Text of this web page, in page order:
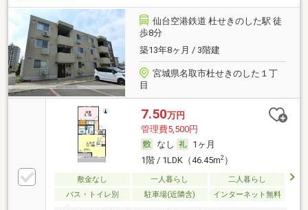
仙台空港鉄道 杜せきのした駅 徒
歩8分
築13年8ヶ月 / 3階建
宮城県名取市杜せきのした１丁
目
7.50万円
管理費5,500円
なし
1ヶ月
1階 / 1LDK（46.45m2）
敷金なし 一人暮らし
二人暮らし
バス・トイレ別
駐車場(近隣含) インターネット無料